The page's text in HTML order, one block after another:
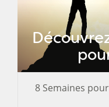
8 Semaines